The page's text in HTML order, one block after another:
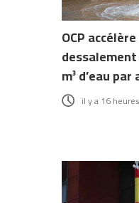
OCP
m³ d’eau par
il y a 16 heures